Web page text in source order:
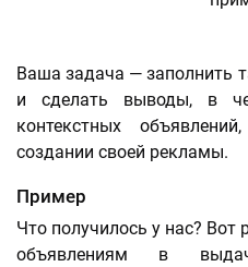
Ваша задача — заполнить
и сделать выводы, в
контекстных
создании своей рекламы.
Пример
Что получилось у нас?
объявлениям в